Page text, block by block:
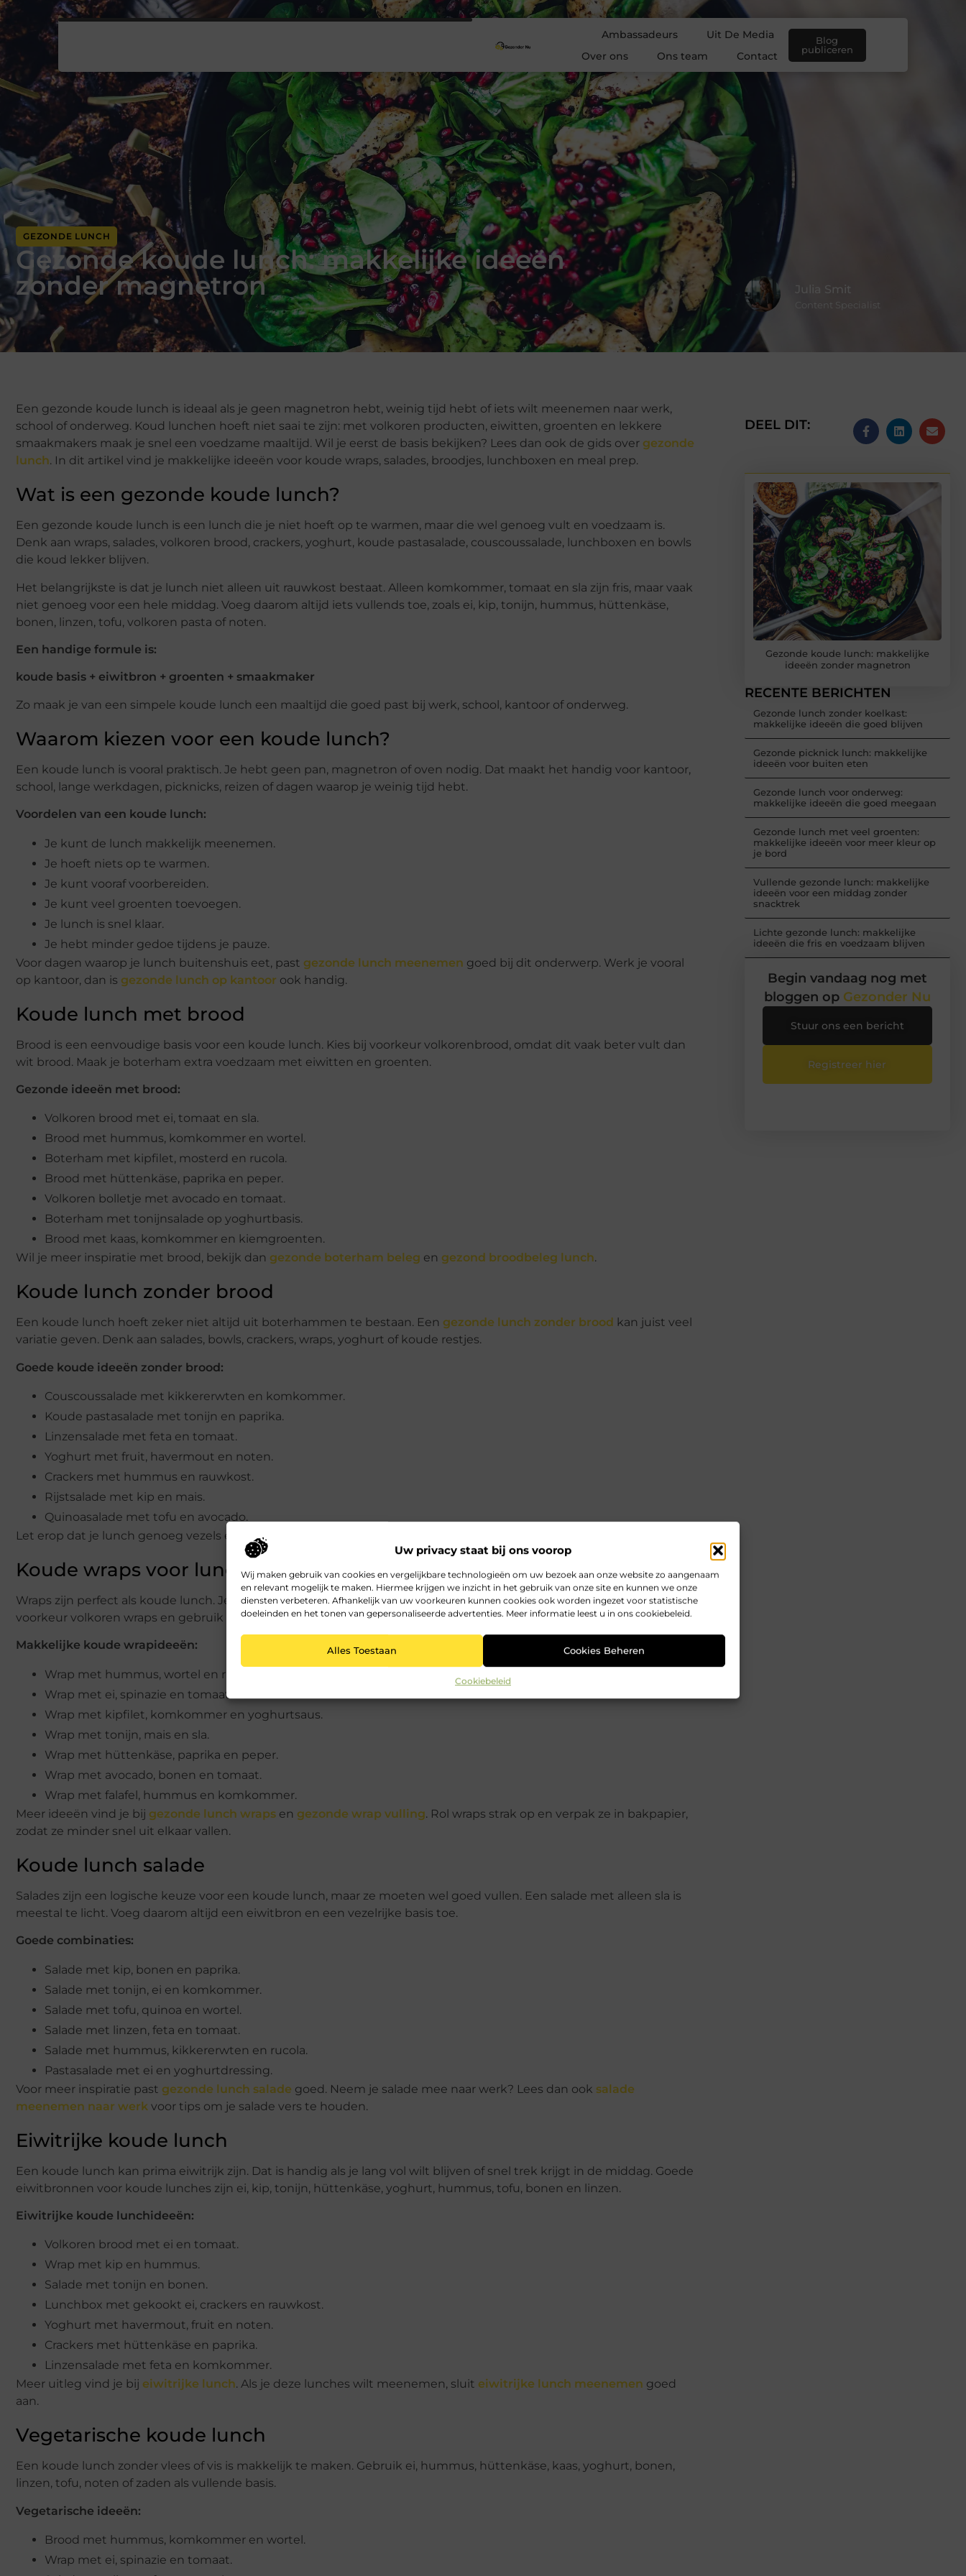
Uw privacy staat bij ons voorop
Wij maken gebruik van cookies en vergelijkbare technologieën om uw bezoek aan onze website zo aangenaam
en relevant mogelijk te maken. Hiermee krijgen we inzicht in het gebruik van onze site en kunnen we onze
diensten verbeteren. Afhankelijk van uw voorkeuren kunnen cookies ook worden ingezet voor statistische
doeleinden en het tonen van gepersonaliseerde advertenties. Meer informatie leest u in ons cookiebeleid.
Alles Toestaan Cookies Beheren
Cookiebeleid
Ambassadeurs
Uit De Media
Over ons
Ons team Contact
Blog
publiceren
GEZONDE LUNCH
Gezonde koude lunch: makkelijke ideeën
zonder magnetron
Julia Smit
Content Specialist
Een gezonde koude lunch is ideaal als je geen magnetron hebt, weinig tijd hebt of iets wilt meenemen naar werk,
school of onderweg. Koud lunchen hoeft niet saai te zijn: met volkoren producten, eiwitten, groenten en lekkere
smaakmakers maak je snel een voedzame maaltijd. Wil je eerst de basis bekijken? Lees dan ook de gids over gezonde
lunch. In dit artikel vind je makkelijke ideeën voor koude wraps, salades, broodjes, lunchboxen en meal prep.
Wat is een gezonde koude lunch?
Een gezonde koude lunch is een lunch die je niet hoeft op te warmen, maar die wel genoeg vult en voedzaam is.
Denk aan wraps, salades, volkoren brood, crackers, yoghurt, koude pastasalade, couscoussalade, lunchboxen en bowls
die koud lekker blijven.
Het belangrijkste is dat je lunch niet alleen uit rauwkost bestaat. Alleen komkommer, tomaat en sla zijn fris, maar vaak
niet genoeg voor een hele middag. Voeg daarom altijd iets vullends toe, zoals ei, kip, tonijn, hummus, hüttenkäse,
bonen, linzen, tofu, volkoren pasta of noten.
Een handige formule is:
koude basis + eiwitbron + groenten + smaakmaker
Zo maak je van een simpele koude lunch een maaltijd die goed past bij werk, school, kantoor of onderweg.
Waarom kiezen voor een koude lunch?
Een koude lunch is vooral praktisch. Je hebt geen pan, magnetron of oven nodig. Dat maakt het handig voor kantoor,
school, lange werkdagen, picknicks, reizen of dagen waarop je weinig tijd hebt.
Voordelen van een koude lunch:
Je kunt de lunch makkelijk meenemen.
Je hoeft niets op te warmen.
Je kunt vooraf voorbereiden.
Je kunt veel groenten toevoegen.
Je lunch is snel klaar.
Je hebt minder gedoe tijdens je pauze.
Voor dagen waarop je lunch buitenshuis eet, past gezonde lunch meenemen goed bij dit onderwerp. Werk je vooral
op kantoor, dan is gezonde lunch op kantoor ook handig.
Koude lunch met brood
Brood is een eenvoudige basis voor een koude lunch. Kies bij voorkeur volkorenbrood, omdat dit vaak beter vult dan
wit brood. Maak je boterham extra voedzaam met eiwitten en groenten.
Gezonde ideeën met brood:
Volkoren brood met ei, tomaat en sla.
Brood met hummus, komkommer en wortel.
Boterham met kipfilet, mosterd en rucola.
Brood met hüttenkäse, paprika en peper.
Volkoren bolletje met avocado en tomaat.
Boterham met tonijnsalade op yoghurtbasis.
Brood met kaas, komkommer en kiemgroenten.
Wil je meer inspiratie met brood, bekijk dan gezonde boterham beleg en gezond broodbeleg lunch.
Koude lunch zonder brood
Een koude lunch hoeft zeker niet altijd uit boterhammen te bestaan. Een gezonde lunch zonder brood kan juist veel
variatie geven. Denk aan salades, bowls, crackers, wraps, yoghurt of koude restjes.
Goede koude ideeën zonder brood:
Couscoussalade met kikkererwten en komkommer.
Koude pastasalade met tonijn en paprika.
Linzensalade met feta en tomaat.
Yoghurt met fruit, havermout en noten.
Crackers met hummus en rauwkost.
Rijstsalade met kip en mais.
Quinoasalade met tofu en avocado.
Let erop dat je lunch genoeg vezels en eiwitten bevat. Alleen fruit of rauwkost is meestal te licht als volledige lunch.
Koude wraps voor lunch
Wraps zijn perfect als koude lunch. Je kunt ze snel maken, makkelijk meenemen en zonder bestek eten. Kies bij
voorkeur volkoren wraps en gebruik niet te veel saus, zodat ze stevig blijven.
Makkelijke koude wrapideeën:
Wrap met hummus, wortel en rucola.
Wrap met ei, spinazie en tomaat.
Wrap met kipfilet, komkommer en yoghurtsaus.
Wrap met tonijn, mais en sla.
Wrap met hüttenkäse, paprika en peper.
Wrap met avocado, bonen en tomaat.
Wrap met falafel, hummus en komkommer.
Meer ideeën vind je bij gezonde lunch wraps en gezonde wrap vulling. Rol wraps strak op en verpak ze in bakpapier,
zodat ze minder snel uit elkaar vallen.
Koude lunch salade
Salades zijn een logische keuze voor een koude lunch, maar ze moeten wel goed vullen. Een salade met alleen sla is
meestal te licht. Voeg daarom altijd een eiwitbron en een vezelrijke basis toe.
Goede combinaties:
Salade met kip, bonen en paprika.
Salade met tonijn, ei en komkommer.
Salade met tofu, quinoa en wortel.
Salade met linzen, feta en tomaat.
Salade met hummus, kikkererwten en rucola.
Pastasalade met ei en yoghurtdressing.
Voor meer inspiratie past gezonde lunch salade goed. Neem je salade mee naar werk? Lees dan ook salade
meenemen naar werk voor tips om je salade vers te houden.
Eiwitrijke koude lunch
Een koude lunch kan prima eiwitrijk zijn. Dat is handig als je lang vol wilt blijven of snel trek krijgt in de middag. Goede
eiwitbronnen voor koude lunches zijn ei, kip, tonijn, hüttenkäse, yoghurt, hummus, tofu, bonen en linzen.
Eiwitrijke koude lunchideeën:
Volkoren brood met ei en tomaat.
Wrap met kip en hummus.
Salade met tonijn en bonen.
Lunchbox met gekookt ei, crackers en rauwkost.
Yoghurt met havermout, fruit en noten.
Crackers met hüttenkäse en paprika.
Linzensalade met feta en komkommer.
Meer uitleg vind je bij eiwitrijke lunch. Als je deze lunches wilt meenemen, sluit eiwitrijke lunch meenemen goed
aan.
Vegetarische koude lunch
Een koude lunch zonder vlees of vis is makkelijk te maken. Gebruik ei, hummus, hüttenkäse, kaas, yoghurt, bonen,
linzen, tofu, noten of zaden als vullende basis.
Vegetarische ideeën:
Brood met hummus, komkommer en wortel.
Wrap met ei, spinazie en tomaat.
DEEL DIT:
Gezonde koude lunch: makkelijke
ideeën zonder magnetron
RECENTE BERICHTEN
Gezonde lunch zonder koelkast:
makkelijke ideeën die goed blijven
Gezonde picknick lunch: makkelijke
ideeën voor buiten eten
Gezonde lunch voor onderweg:
makkelijke ideeën die goed meegaan
Gezonde lunch met veel groenten:
makkelijke ideeën voor meer kleur op
je bord
Vullende gezonde lunch: makkelijke
ideeën voor een middag zonder
snacktrek
Lichte gezonde lunch: makkelijke
ideeën die fris en voedzaam blijven
Begin vandaag nog met
bloggen op Gezonder Nu
Stuur ons een bericht
Registreer hier